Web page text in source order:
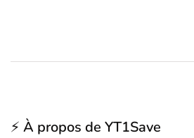
⚡ À propos de YT1Save